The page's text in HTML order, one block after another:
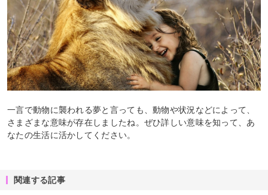
一言で動物に襲われる夢と言っても、動物や状況などによって、
さまざまな意味が存在しましたね。ぜひ詳しい意味を知って、あ
なたの生活に活かしてください。
関連する記事